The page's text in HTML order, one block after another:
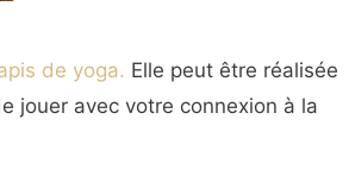
de yoga. Elle peut être réalisée
jouer avec votre connexion à la